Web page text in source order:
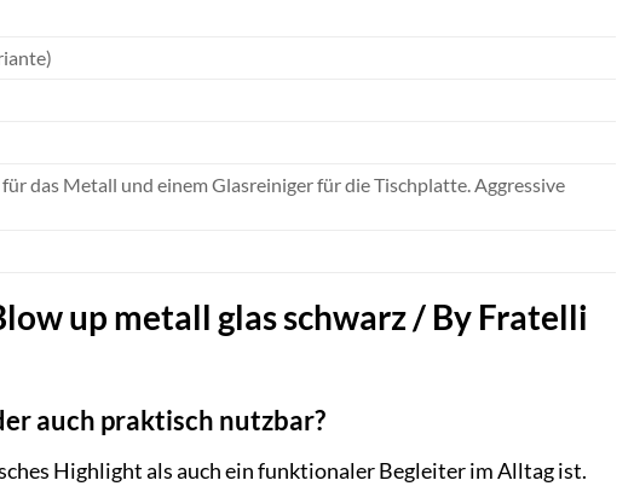
das Metall und einem Glasreiniger für die Tischplatte. Aggressive
up metall glas schwarz / By Fratelli
auch praktisch nutzbar?
Highlight als auch ein funktionaler Begleiter im Alltag ist.